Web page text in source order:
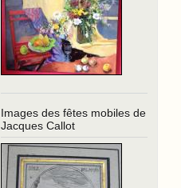
Images des fêtes mobiles de
Jacques Callot